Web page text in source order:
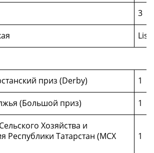
3
List
приз (Derby) 1
(Большой приз) 1
Хозяйства и
Республики Татарстан (МСХ
1